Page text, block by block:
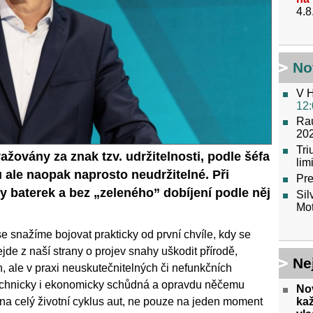
za znak tzv. udržitelnosti, podle šéfa
naopak naprosto neudržitelné. Při
baterek a bez „zeleného” dobíjení podle něj
snažíme bojovat prakticky od první chvíle, kdy se
z naší strany o projev snahy uškodit přírodě,
ale v praxi neuskutečnitelných či nefunkčních
i ekonomicky schůdná a opravdu něčemu
celý životní cyklus aut, ne pouze na jeden moment
V